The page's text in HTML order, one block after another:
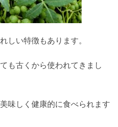
しい特徴もあります。
も古くから使われてきまし
味しく健康的に食べられます